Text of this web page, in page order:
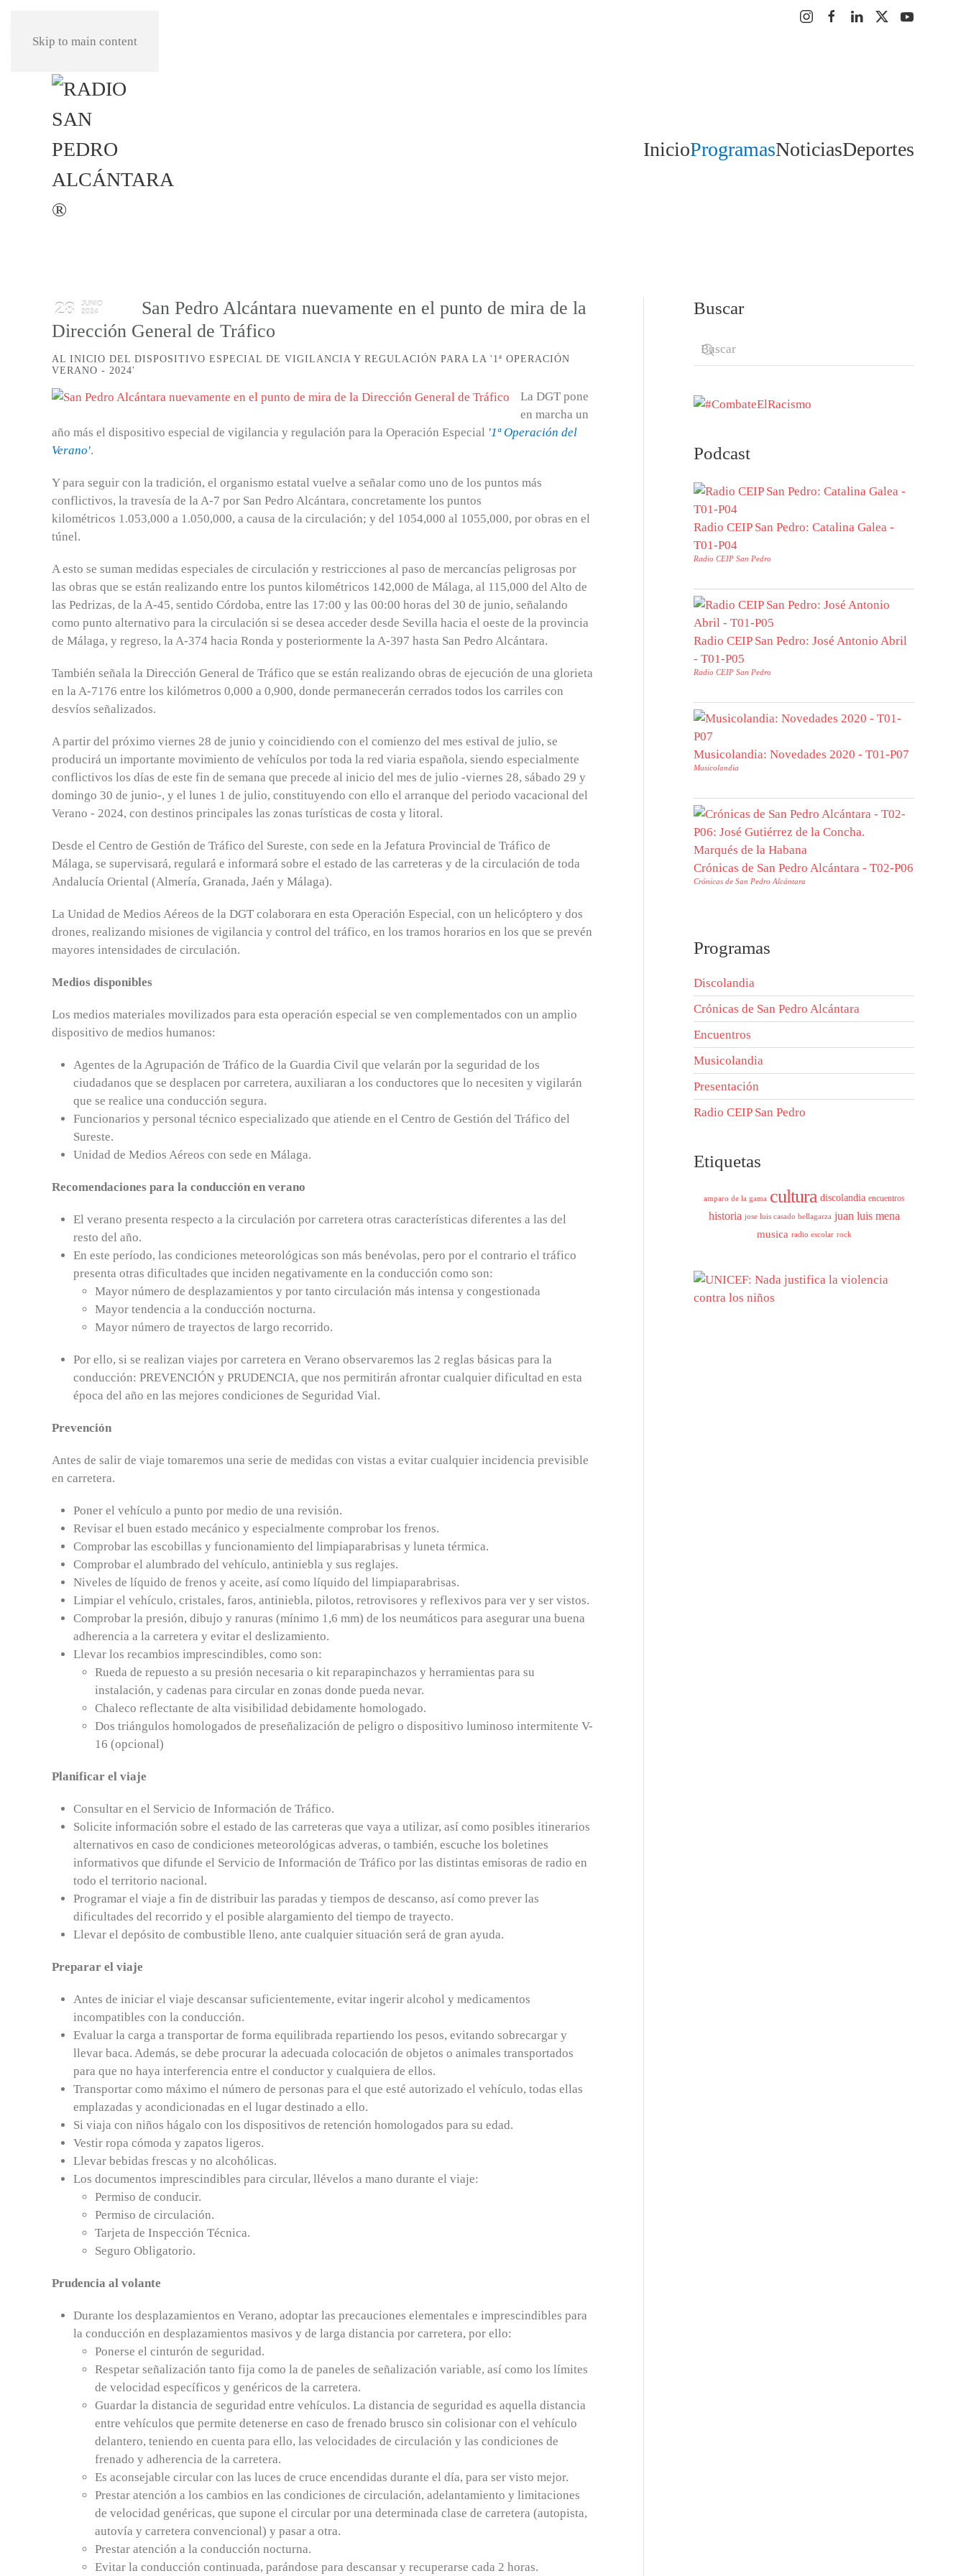
Skip to main content
InicioProgramasNoticiasDeportes
28
JUNIO
2024
San Pedro Alcántara nuevamente en el punto de mira de la
Dirección General de Tráfico
AL INICIO DEL DISPOSITIVO ESPECIAL DE VIGILANCIA Y REGULACIÓN PARA LA '1ª OPERACIÓN
VERANO - 2024'
La DGT pone
en marcha un
año más el dispositivo especial de vigilancia y regulación para la Operación Especial '1ª Operación del
Verano'.
Y para seguir con la tradición, el organismo estatal vuelve a señalar como uno de los puntos más
conflictivos, la travesía de la A-7 por San Pedro Alcántara, concretamente los puntos
kilométricos 1.053,000 a 1.050,000, a causa de la circulación; y del 1054,000 al 1055,000, por obras en el
túnel.
A esto se suman medidas especiales de circulación y restricciones al paso de mercancías peligrosas por
las obras que se están realizando entre los puntos kilométricos 142,000 de Málaga, al 115,000 del Alto de
las Pedrizas, de la A-45, sentido Córdoba, entre las 17:00 y las 00:00 horas del 30 de junio, señalando
como punto alternativo para la circulación si se desea acceder desde Sevilla hacia el oeste de la provincia
de Málaga, y regreso, la A-374 hacia Ronda y posteriormente la A-397 hasta San Pedro Alcántara.
También señala la Dirección General de Tráfico que se están realizando obras de ejecución de una glorieta
en la A-7176 entre los kilómetros 0,000 a 0,900, donde permanecerán cerrados todos los carriles con
desvíos señalizados.
A partir del próximo viernes 28 de junio y coincidiendo con el comienzo del mes estival de julio, se
producirá un importante movimiento de vehículos por toda la red viaria española, siendo especialmente
conflictivos los días de este fin de semana que precede al inicio del mes de julio -viernes 28, sábado 29 y
domingo 30 de junio-, y el lunes 1 de julio, constituyendo con ello el arranque del periodo vacacional del
Verano - 2024, con destinos principales las zonas turísticas de costa y litoral.
Desde el Centro de Gestión de Tráfico del Sureste, con sede en la Jefatura Provincial de Tráfico de
Málaga, se supervisará, regulará e informará sobre el estado de las carreteras y de la circulación de toda
Andalucía Oriental (Almería, Granada, Jaén y Málaga).
La Unidad de Medios Aéreos de la DGT colaborara en esta Operación Especial, con un helicóptero y dos
drones, realizando misiones de vigilancia y control del tráfico, en los tramos horarios en los que se prevén
mayores intensidades de circulación.
Medios disponibles
Los medios materiales movilizados para esta operación especial se ven complementados con un amplio
dispositivo de medios humanos:
Agentes de la Agrupación de Tráfico de la Guardia Civil que velarán por la seguridad de los
ciudadanos que se desplacen por carretera, auxiliaran a los conductores que lo necesiten y vigilarán
que se realice una conducción segura.
Funcionarios y personal técnico especializado que atiende en el Centro de Gestión del Tráfico del
Sureste.
Unidad de Medios Aéreos con sede en Málaga.
Recomendaciones para la conducción en verano
El verano presenta respecto a la circulación por carretera otras características diferentes a las del
resto del año.
En este período, las condiciones meteorológicas son más benévolas, pero por el contrario el tráfico
presenta otras dificultades que inciden negativamente en la conducción como son:
Mayor número de desplazamientos y por tanto circulación más intensa y congestionada
Mayor tendencia a la conducción nocturna.
Mayor número de trayectos de largo recorrido.
Por ello, si se realizan viajes por carretera en Verano observaremos las 2 reglas básicas para la
conducción: PREVENCIÓN y PRUDENCIA, que nos permitirán afrontar cualquier dificultad en esta
época del año en las mejores condiciones de Seguridad Vial.
Prevención
Antes de salir de viaje tomaremos una serie de medidas con vistas a evitar cualquier incidencia previsible
en carretera.
Poner el vehículo a punto por medio de una revisión.
Revisar el buen estado mecánico y especialmente comprobar los frenos.
Comprobar las escobillas y funcionamiento del limpiaparabrisas y luneta térmica.
Comprobar el alumbrado del vehículo, antiniebla y sus reglajes.
Niveles de líquido de frenos y aceite, así como líquido del limpiaparabrisas.
Limpiar el vehículo, cristales, faros, antiniebla, pilotos, retrovisores y reflexivos para ver y ser vistos.
Comprobar la presión, dibujo y ranuras (mínimo 1,6 mm) de los neumáticos para asegurar una buena
adherencia a la carretera y evitar el deslizamiento.
Llevar los recambios imprescindibles, como son:
Rueda de repuesto a su presión necesaria o kit reparapinchazos y herramientas para su
instalación, y cadenas para circular en zonas donde pueda nevar.
Chaleco reflectante de alta visibilidad debidamente homologado.
Dos triángulos homologados de preseñalización de peligro o dispositivo luminoso intermitente V-
16 (opcional)
Planificar el viaje
Consultar en el Servicio de Información de Tráfico.
Solicite información sobre el estado de las carreteras que vaya a utilizar, así como posibles itinerarios
alternativos en caso de condiciones meteorológicas adveras, o también, escuche los boletines
informativos que difunde el Servicio de Información de Tráfico por las distintas emisoras de radio en
todo el territorio nacional.
Programar el viaje a fin de distribuir las paradas y tiempos de descanso, así como prever las
dificultades del recorrido y el posible alargamiento del tiempo de trayecto.
Llevar el depósito de combustible lleno, ante cualquier situación será de gran ayuda.
Preparar el viaje
Antes de iniciar el viaje descansar suficientemente, evitar ingerir alcohol y medicamentos
incompatibles con la conducción.
Evaluar la carga a transportar de forma equilibrada repartiendo los pesos, evitando sobrecargar y
llevar baca. Además, se debe procurar la adecuada colocación de objetos o animales transportados
para que no haya interferencia entre el conductor y cualquiera de ellos.
Transportar como máximo el número de personas para el que esté autorizado el vehículo, todas ellas
emplazadas y acondicionadas en el lugar destinado a ello.
Si viaja con niños hágalo con los dispositivos de retención homologados para su edad.
Vestir ropa cómoda y zapatos ligeros.
Llevar bebidas frescas y no alcohólicas.
Los documentos imprescindibles para circular, llévelos a mano durante el viaje:
Permiso de conducir.
Permiso de circulación.
Tarjeta de Inspección Técnica.
Seguro Obligatorio.
Prudencia al volante
Durante los desplazamientos en Verano, adoptar las precauciones elementales e imprescindibles para
la conducción en desplazamientos masivos y de larga distancia por carretera, por ello:
Ponerse el cinturón de seguridad.
Respetar señalización tanto fija como la de paneles de señalización variable, así como los límites
de velocidad específicos y genéricos de la carretera.
Guardar la distancia de seguridad entre vehículos. La distancia de seguridad es aquella distancia
entre vehículos que permite detenerse en caso de frenado brusco sin colisionar con el vehículo
delantero, teniendo en cuenta para ello, las velocidades de circulación y las condiciones de
frenado y adherencia de la carretera.
Es aconsejable circular con las luces de cruce encendidas durante el día, para ser visto mejor.
Prestar atención a los cambios en las condiciones de circulación, adelantamiento y limitaciones
de velocidad genéricas, que supone el circular por una determinada clase de carretera (autopista,
autovía y carretera convencional) y pasar a otra.
Prestar atención a la conducción nocturna.
Evitar la conducción continuada, parándose para descansar y recuperarse cada 2 horas.
Buscar
Podcast
Radio CEIP San Pedro: Catalina Galea -
T01-P04
Radio CEIP San Pedro
Radio CEIP San Pedro: José Antonio Abril
- T01-P05
Radio CEIP San Pedro
Musicolandia: Novedades 2020 - T01-P07
Musicolandia
Crónicas de San Pedro Alcántara - T02-P06
Crónicas de San Pedro Alcántara
Programas
Discolandia
Crónicas de San Pedro Alcántara
Encuentros
Musicolandia
Presentación
Radio CEIP San Pedro
Etiquetas
amparo de la gama cultura discolandia encuentros
historia jose luis casado bellagarza juan luis mena
musica radio escolar rock